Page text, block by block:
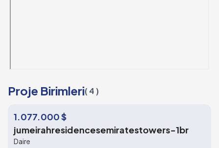
Proje Birimleri( 4 )
1.077.000 $
jumeirahresidencesemiratestowers-1br
Daire